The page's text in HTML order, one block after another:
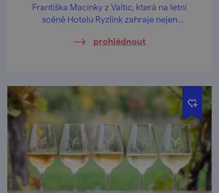
Františka Macinky z Valtic, která na letní
scéně Hotelu Ryzlink zahraje nejen
prohlédnout